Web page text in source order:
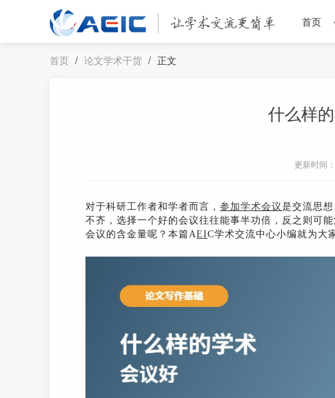
首页
首页 / 论文学术干货 / 正文
什么样
更新时间：
对于科研工作者和学者而言， 参加学术会议是交流思
不齐，选择一个好的会议往往能事半功倍，反之则可
会议的含金量呢？本篇AEIC学术交流中心小编就为大